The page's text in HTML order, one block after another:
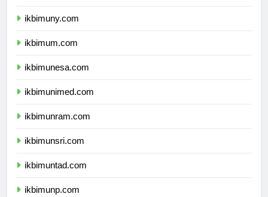
ikbimuny.com
ikbimum.com
ikbimunesa.com
ikbimunimed.com
ikbimunram.com
ikbimunsri.com
ikbimuntad.com
ikbimunp.com